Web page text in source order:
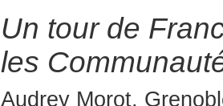
Un tour de
les
Audrey Morot,